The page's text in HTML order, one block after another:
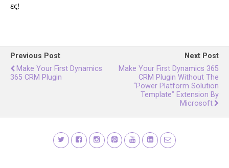
ες!
Previous Post
Make Your First Dynamics
365 CRM Plugin
Next Post
Make Your First Dynamics 365
CRM Plugin Without The
“Power Platform Solution
Template” Extension By
Microsoft